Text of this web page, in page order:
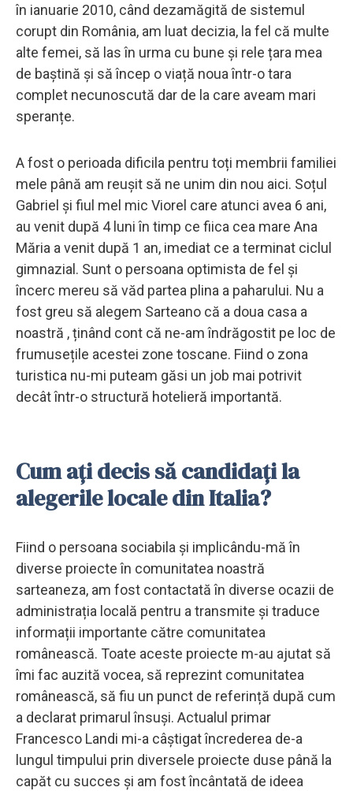
în ianuarie 2010, când dezamăgită de sistemul
corupt din România, am luat decizia, la fel că multe
alte femei, să las în urma cu bune și rele țara mea
de baștină și să încep o viață noua într-o tara
complet necunoscută dar de la care aveam mari
speranțe.
A fost o perioada dificila pentru toți membrii familiei
mele până am reușit să ne unim din nou aici. Soțul
Gabriel și fiul mel mic Viorel care atunci avea 6 ani,
au venit după 4 luni în timp ce fiica cea mare Ana
Măria a venit după 1 an, imediat ce a terminat ciclul
gimnazial. Sunt o persoana optimista de fel și
încerc mereu să văd partea plina a paharului. Nu a
fost greu să alegem Sarteano că a doua casa a
noastră , ținând cont că ne-am îndrăgostit pe loc de
frumusețile acestei zone toscane. Fiind o zona
turistica nu-mi puteam găsi un job mai potrivit
decât într-o structură hotelieră importantă.
Cum aţi decis să candidaţi la
alegerile locale din Italia?
Fiind o persoana sociabila și implicându-mă în
diverse proiecte în comunitatea noastră
sarteaneza, am fost contactată în diverse ocazii de
administrația locală pentru a transmite și traduce
informații importante către comunitatea
românească. Toate aceste proiecte m-au ajutat să
îmi fac auzită vocea, să reprezint comunitatea
românească, să fiu un punct de referință după cum
a declarat primarul însuși. Actualul primar
Francesco Landi mi-a câștigat încrederea de-a
lungul timpului prin diversele proiecte duse până la
capăt cu succes și am fost încântată de ideea